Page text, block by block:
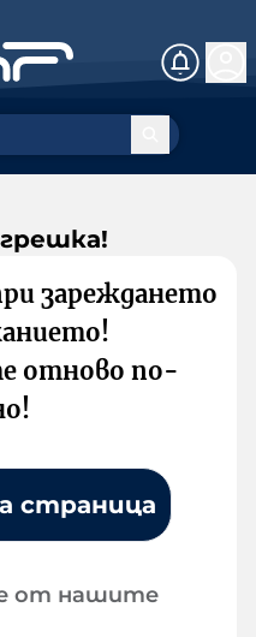
зареждането
отново по-
страница
от нашите